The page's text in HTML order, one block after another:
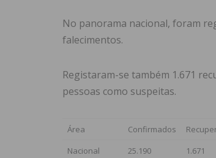
No panorama nacional, foram
falecimentos.
Registaram-se também 1.671
pessoas como suspeitas.
Área Confirmados
Nacional
25.190 1.671